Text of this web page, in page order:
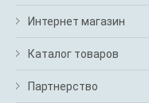
Интернет магазин
Каталог товаров
Партнерство